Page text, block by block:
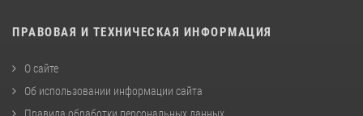
ПРАВОВАЯ И ТЕХНИЧЕСКАЯ ИНФОРМАЦИЯ
О сайте
Об использовании информации сайта
Правила обработки персональных данных